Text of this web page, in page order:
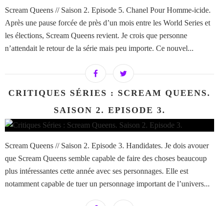
Scream Queens // Saison 2. Episode 5. Chanel Pour Homme-icide.
Après une pause forcée de près d’un mois entre les World Series et
les élections, Scream Queens revient. Je crois que personne
n’attendait le retour de la série mais peu importe. Ce nouvel...
CRITIQUES SÉRIES : SCREAM QUEENS.
SAISON 2. EPISODE 3.
Scream Queens // Saison 2. Episode 3. Handidates. Je dois avouer
que Scream Queens semble capable de faire des choses beaucoup
plus intéressantes cette année avec ses personnages. Elle est
notamment capable de tuer un personnage important de l’univers...